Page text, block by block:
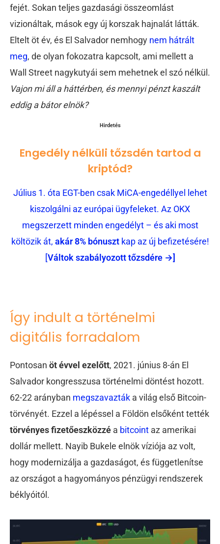
fejét. Sokan teljes gazdasági összeomlást
vizionáltak, mások egy új korszak hajnalát látták.
Eltelt öt év, és El Salvador nemhogy nem hátrált
meg, de olyan fokozatra kapcsolt, ami mellett a
Wall Street nagykutyái sem mehetnek el szó nélkül.
Vajon mi áll a háttérben, és mennyi pénzt kaszált
eddig a bátor elnök?
Hirdetés
Engedély nélküli tőzsdén tartod a
kriptód?
Július 1. óta EGT-ben csak MiCA-engedéllyel lehet
kiszolgálni az európai ügyfeleket. Az OKX
megszerzett minden engedélyt – és aki most
költözik át, akár 8% bónusztkap az új befizetésére!
[Váltok szabályozott tőzsdére →]
Így indult a történelmi
digitális forradalom
Pontosan öt évvel ezelőtt, 2021. június 8-án El
Salvador kongresszusa történelmi döntést hozott.
62-22 arányban megszavazták a világ első Bitcoin-
törvényét. Ezzel a lépéssel a Földön elsőként tették
törvényes fizetőeszközzé a bitcoint az amerikai
dollár mellett. Nayib Bukele elnök víziója az volt,
hogy modernizálja a gazdaságot, és függetlenítse
az országot a hagyományos pénzügyi rendszerek
béklyóitól.